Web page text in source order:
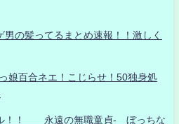
の髪ってるまとめ速報！！激しく
娘百合ネエ！こじらせ！50独身処
ル！！ 永遠の無職童貞- ぼっちな